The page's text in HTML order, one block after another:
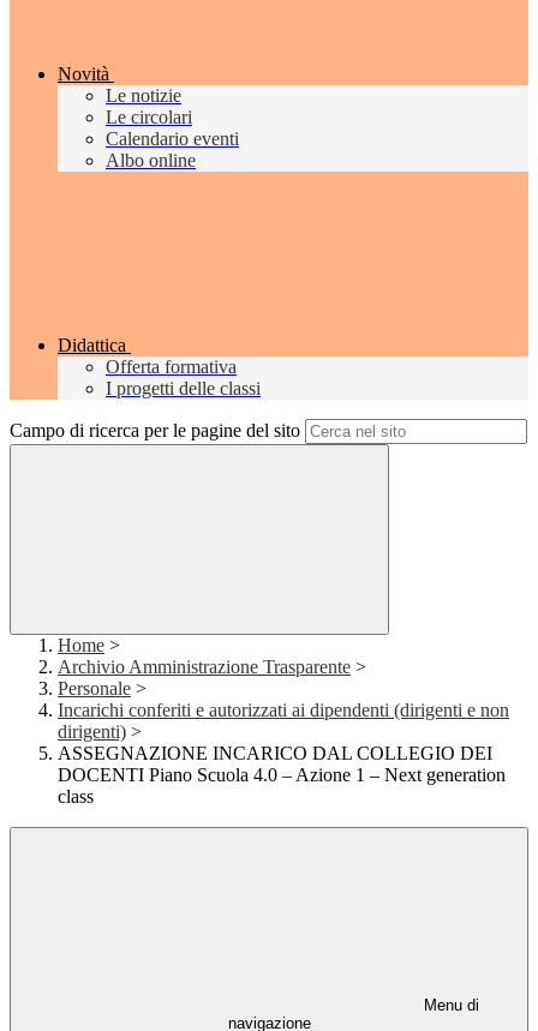
Novità
Le notizie
Le circolari
Calendario eventi
Albo online
Didattica
Offerta formativa
I progetti delle classi
Campo di ricerca per le pagine del sito
Home >
Archivio Amministrazione Trasparente >
Personale >
Incarichi conferiti e autorizzati ai dipendenti (dirigenti e non
dirigenti) >
ASSEGNAZIONE INCARICO DAL COLLEGIO DEI
DOCENTI Piano Scuola 4.0 – Azione 1 – Next generation
class
Menu di
navigazione